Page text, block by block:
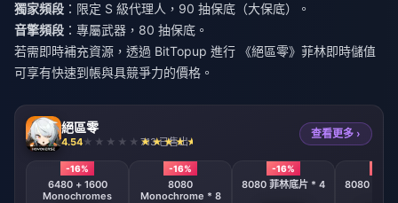
獨家頻段 ：限定 S 級代理人，90 抽保底（大保底）。
音擎頻段 ：專屬武器，80 抽保底。
若需即時補充資源，透過 BitTopup 進行
《絕區零》菲林即時儲值
可享有快速到帳與具競爭力的價格。
絕區零
4.54 713 已售出
查看更多 ›
-16%
6480 + 1600
Monochromes
-16%
8080
Monochrome * 8
-16%
8080 菲林底片 * 4 8080 菲林